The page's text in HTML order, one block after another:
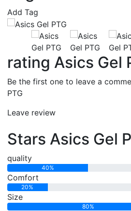
Add Tag
rating Asics Gel
Be the first one to leave a
PTG
Leave review
Stars Asics Gel
quality
40%
Comfort
20%
Size
80%